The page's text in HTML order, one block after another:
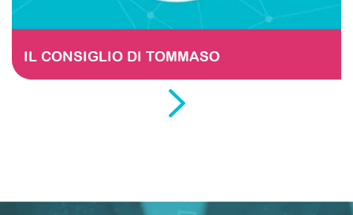
IL CONSIGLIO DI TOMMASO